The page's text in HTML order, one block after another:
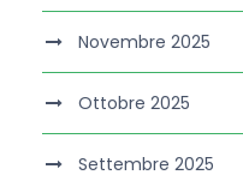
Novembre 2025
Ottobre 2025
Settembre 2025